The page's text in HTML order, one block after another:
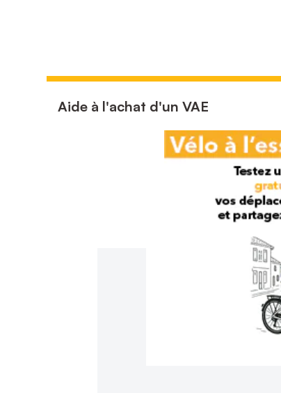
Aide à l'achat d'un VAE